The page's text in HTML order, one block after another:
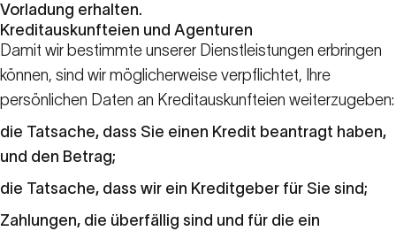
Vorladung erhalten.
Kreditauskunfteien und Agenturen
Damit wir bestimmte unserer Dienstleistungen erbringen
können, sind wir möglicherweise verpflichtet, Ihre
persönlichen Daten an Kreditauskunfteien weiterzugeben:
die Tatsache, dass Sie einen Kredit beantragt haben,
und den Betrag;
die Tatsache, dass wir ein Kreditgeber für Sie sind;
Zahlungen, die überfällig sind und für die ein